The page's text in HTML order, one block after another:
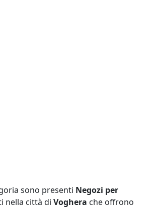
sono presenti Negozi per
nella città di Voghera che offrono